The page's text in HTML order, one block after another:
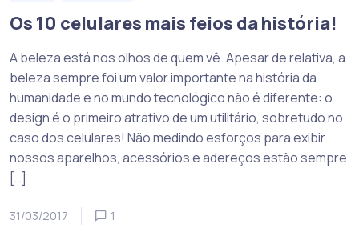
Os 10 celulares mais feios da história!
A beleza está nos olhos de quem vê. Apesar de relativa, a
beleza sempre foi um valor importante na história da
humanidade e no mundo tecnológico não é diferente: o
design é o primeiro atrativo de um utilitário, sobretudo no
caso dos celulares! Não medindo esforços para exibir
nossos aparelhos, acessórios e adereços estão sempre
[…]
31/03/2017 1